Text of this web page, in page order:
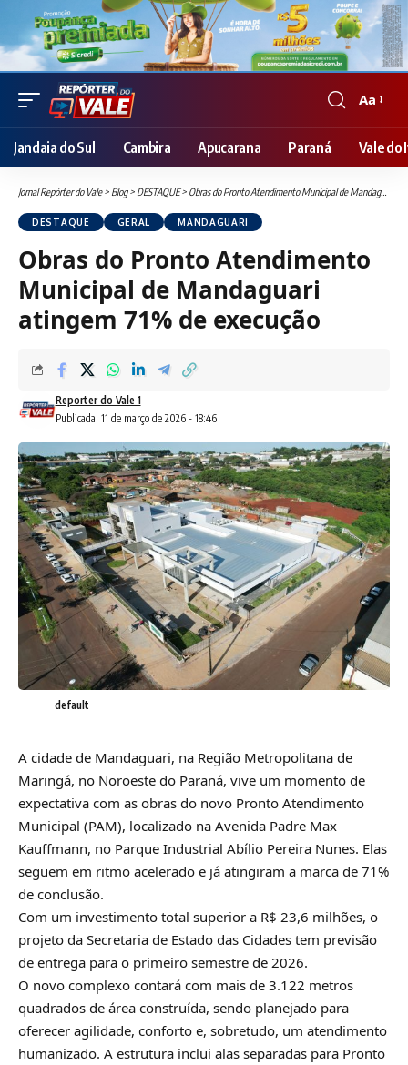
Font
Resizer
Aa
Jandaia do Sul Cambira Apucarana Paraná Vale do
Jornal Repórter do Vale> Blog> DESTAQUE> Obras do Pronto Atendimento Municipal de Mandaguari atingem 71% de execução
DESTAQUE GERAL MANDAGUARI
Obras do Pronto Atendimento
Municipal de Mandaguari
atingem 71% de execução
Publicada: 11 de março de 2026 - 18:46
Reporter do Vale 1
default
A cidade de Mandaguari, na Região Metropolitana de
Maringá, no Noroeste do Paraná, vive um momento de
expectativa com as obras do novo Pronto Atendimento
Municipal (PAM), localizado na Avenida Padre Max
Kauffmann, no Parque Industrial Abílio Pereira Nunes. Elas
seguem em ritmo acelerado e já atingiram a marca de 71%
de conclusão.
Com um investimento total superior a R$ 23,6 milhões, o
projeto da Secretaria de Estado das Cidades tem previsão
de entrega para o primeiro semestre de 2026.
O novo complexo contará com mais de 3.122 metros
quadrados de área construída, sendo planejado para
oferecer agilidade, conforto e, sobretudo, um atendimento
humanizado. A estrutura inclui alas separadas para Pronto